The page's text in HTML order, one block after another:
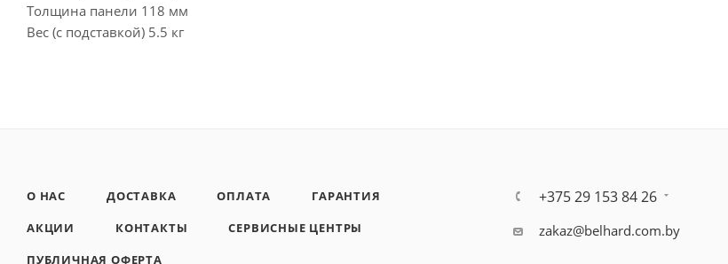
Толщина панели 118 мм
Вес (с подставкой) 5.5 кг
О НАС ДОСТАВКА ОПЛАТА
ГАРАНТИЯ
АКЦИИ
КОНТАКТЫ
СЕРВИСНЫЕ ЦЕНТРЫ
ПУБЛИЧНАЯ ОФЕРТА
+375 29 153 84 26
zakaz@belhard.com.by